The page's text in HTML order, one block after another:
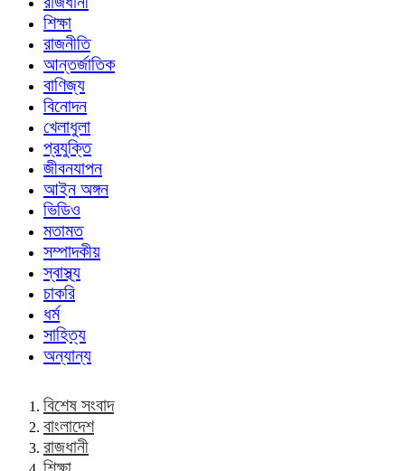
শিক্ষা
রাজনীতি
আন্তর্জাতিক
বাণিজ্য
বিনোদন
খেলাধুলা
প্রযুক্তি
জীবনযাপন
আইন অঙ্গন
ভিডিও
মতামত
সম্পাদকীয়
স্বাস্থ্য
চাকরি
ধর্ম
সাহিত্য
অন্যান্য
বিশেষ সংবাদ
বাংলাদেশ
রাজধানী